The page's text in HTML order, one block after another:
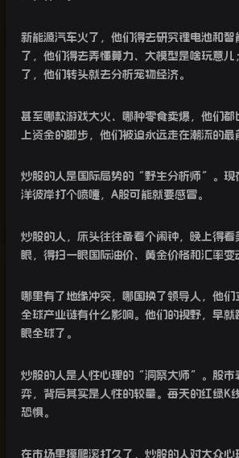
新能源汽车火了，他们得去研究锂电池和智
了，他们得去弄懂算力、大模型是啥玩意儿
了，他们转头就去分析宠物经济。
甚至哪款游戏大火、哪种零食卖爆，他们都
上资金的脚步，他们被迫永远走在潮流的最
炒股的人是国际局势的“野生分析师”。现
洋彼岸打个喷嚏， A股可能就要感冒。
炒股的人，床头往往备着个闹钟，晚上得看
眼，得扫一眼国际油价、黄金价格和汇率变
哪里有了地缘冲突，哪国换了领导人，他
全球产业链有什么影响。他们的视野，早就
眼全球了。
炒股的人是人性心理的“洞察大师”。股市
弈，背后其实是人性的较量。每天的红绿K
恐惧。
在市场里摸爬滚打久了，炒股的人对大众心